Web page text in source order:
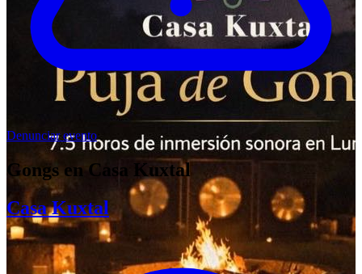
Denunciar evento
Gongs en Casa Kuxtal
Casa Kuxtal